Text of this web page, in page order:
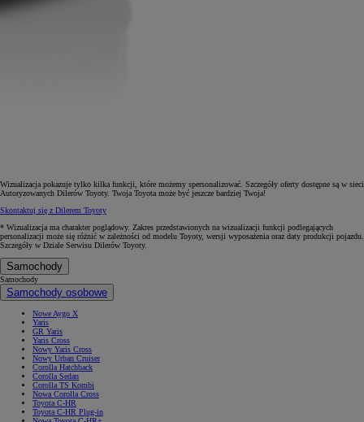
Wizualizacja pokazuje tylko kilka funkcji, które możemy spersonalizować. Szczegóły oferty dostępne są w sieci
Autoryzowanych Dilerów Toyoty. Twoja Toyota może być jeszcze bardziej Twoja!
Skontaktuj się z Dilerem Toyoty
* Wizualizacja ma charakter poglądowy. Zakres przedstawionych na wizualizacji funkcji podlegających
personalizacji może się różnić w zależności od modelu Toyoty, wersji wyposażenia oraz daty produkcji pojazdu.
Szczegóły w Dziale Serwisu Dilerów Toyoty.
Samochody
Samochody
Samochody osobowe
Nowe Aygo X
Yaris
GR Yaris
Yaris Cross
Nowy Yaris Cross
Nowy Urban Cruiser
Corolla Hatchback
Corolla Sedan
Corolla TS Kombi
Nowa Corolla Cross
Toyota C-HR
Toyota C-HR Plug-in